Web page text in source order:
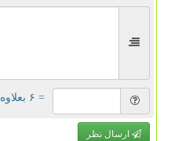
= ۶ بعلاوه ۱
ارسال نظر